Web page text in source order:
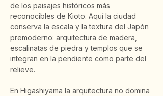
de los paisajes históricos más
reconocibles de Kioto. Aquí la ciudad
conserva la escala y la textura del Japón
premoderno: arquitectura de madera,
escalinatas de piedra y templos que se
integran en la pendiente como parte del
relieve.
En Higashiyama la arquitectura no domina